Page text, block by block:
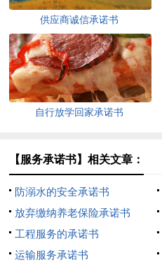
供应商诚信承诺书
自行放学回家承诺书
【服务承诺书】相关文章：
防溺水的安全承诺书
放弃缴纳养老保险承诺书
工程服务的承诺书
运输服务承诺书